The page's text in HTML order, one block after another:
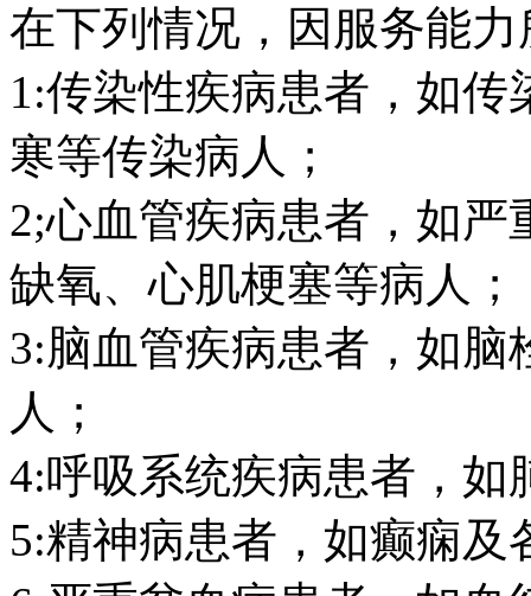
在下列情况，因服务能
1:传染性疾病患者，如
寒等传染病人；
2;心血管疾病患者，如
缺氧、心肌梗塞等病人；
3:脑血管疾病患者，如
人；
4:呼吸系统疾病患者，如
5:精神病患者，如癫痫及